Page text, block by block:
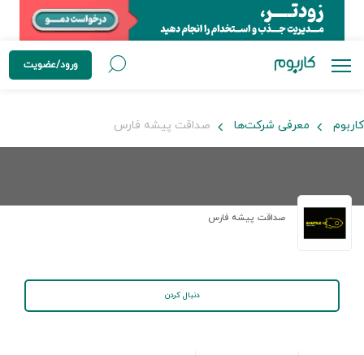
ورود/عضویت
کاربوم معرفی شرکت‌ها صداقت پیشه فارس
صداقت پیشه فارس
دنبال کردن